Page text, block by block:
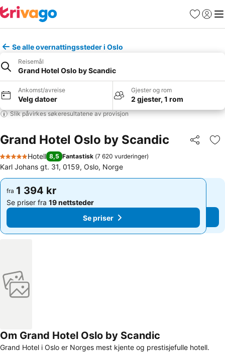
Favoritter
Logg
Se alle overnattingssteder i Oslo
Reisemål
Grand Hotel Oslo by Scandic
Ankomst/avreise
Velg datoer
Gjester og rom
2 gjester, 1 rom
Slik påvirkes søkeresultatene av provisjon
Grand Hotel Oslo by Scandic Del
5 Stjerner
Hotell 8,5 Fantastisk (7 620 vurderinger)
Karl Johans gt. 31, 0159, Oslo, Norge
fra 1 394 kr
Se priser fra 19 nettsteder
Se priser
fra 1 394 kr
Se priser fra 19 nettsteder
Se priser
Om Grand Hotel Oslo by Scandic
Grand Hotel i Oslo er Norges mest kjente og prestisjefulle hotell.